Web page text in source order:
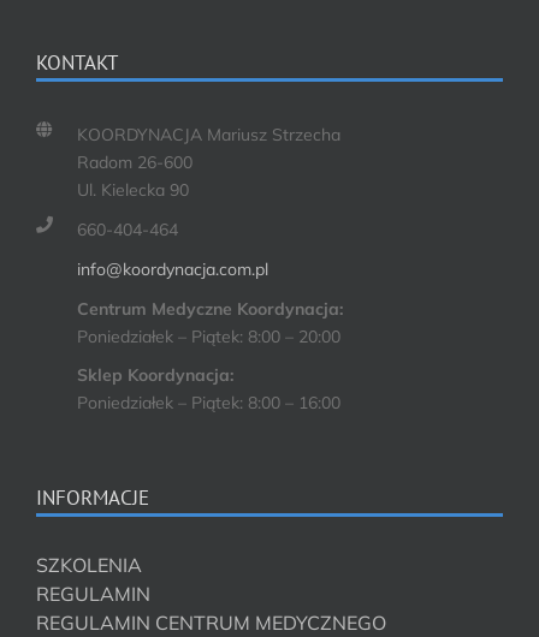
KONTAKT
KOORDYNACJA Mariusz Strzecha
Radom 26-600
Ul. Kielecka 90
660-404-464
info@koordynacja.com.pl
Centrum Medyczne Koordynacja:
Poniedziałek – Piątek: 8:00 – 20:00
Sklep Koordynacja:
Poniedziałek – Piątek: 8:00 – 16:00
INFORMACJE
SZKOLENIA
REGULAMIN
REGULAMIN CENTRUM MEDYCZNEGO